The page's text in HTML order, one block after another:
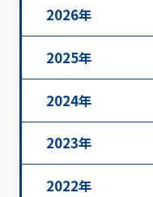
2026年
2025年
2024年
2023年
2022年